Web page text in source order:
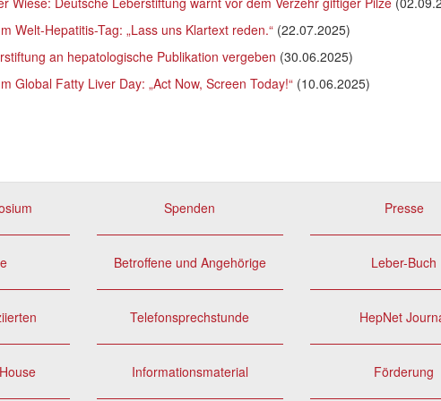
Welt-Hepatitis-Tag: „Lass uns Klartext reden.“ (22.07.2025)
an hepatologische Publikation vergeben (30.06.2025)
Global Fatty Liver Day: „Act Now, Screen Today!“ (10.06.2025)
Spenden
Betroffene und Angehörige
Telefonsprechstunde
Informationsmaterial
Presse
Leber-Buch
HepNet
Förderung